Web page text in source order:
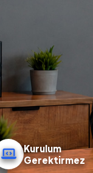
Kurulum
Gerektirmez